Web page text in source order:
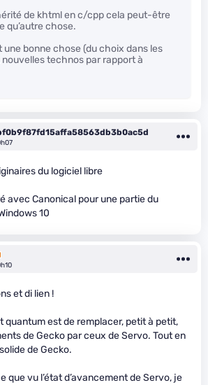
de khtml en c/cpp cela peut-être
qu’autre chose.
une bonne chose (du choix dans les
technos par rapport à
du logiciel libre
avec Canonical pour une partie du
10
et di lien !
quantum est de remplacer, petit à petit,
de Gecko par ceux de Servo. Tout en
de Gecko.
que vu l’état d’avancement de Servo, je